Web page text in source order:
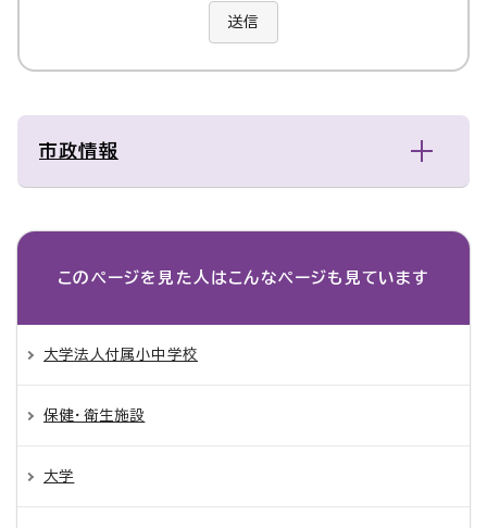
送信
市政情報
このページを見た人は こんなページも見ています
大学法人付属小中学校
保健・衛生施設
大学